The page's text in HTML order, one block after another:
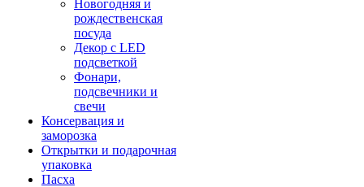
Новогодняя и
рождественская
посуда
Декор с LED
подсветкой
Фонари,
подсвечники и
свечи
Консервация и
заморозка
Открытки и подарочная
упаковка
Пасха